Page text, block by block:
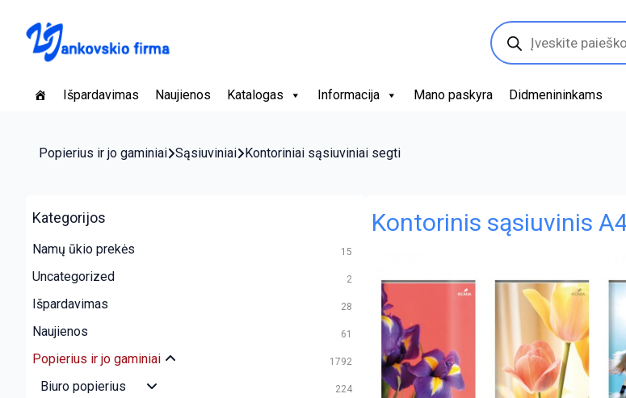
Products
search
Išpardavimas Naujienos Katalogas Informacija Mano paskyra Didmenininkams
Popierius ir jo gaminiai Sąsiuviniai Kontoriniai sąsiuviniai segti
Kategorijos
Namų ūkio prekės 15
Uncategorized 2
Išpardavimas 28
Naujienos 61
Popierius ir jo gaminiai 1792
Biuro popierius 224
Kontorinis sąsiuvinis